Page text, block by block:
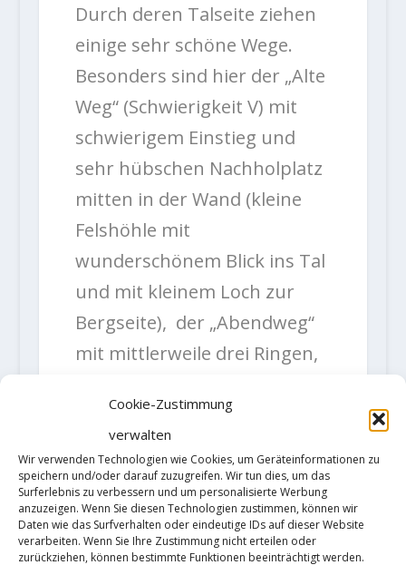
Cookie-Zustimmung
verwalten
Wir verwenden Technologien wie Cookies, um Geräteinformationen zu
speichern und/oder darauf zuzugreifen. Wir tun dies, um das
Surferlebnis zu verbessern und um personalisierte Werbung
anzuzeigen. Wenn Sie diesen Technologien zustimmen, können wir
Daten wie das Surfverhalten oder eindeutige IDs auf dieser Website
verarbeiten. Wenn Sie Ihre Zustimmung nicht erteilen oder
zurückziehen, können bestimmte Funktionen beeinträchtigt werden.
Durch deren Talseite ziehen
einige sehr schöne Wege.
Besonders sind hier der „Alte
Weg“ (Schwierigkeit V) mit
schwierigem Einstieg und
sehr hübschen Nachholplatz
mitten in der Wand (kleine
Felshöhle mit
wunderschönem Blick ins Tal
und mit kleinem Loch zur
Bergseite), der „Abendweg“
mit mittlerweile drei Ringen,
Talseite und als kurzer Weg
die „Direkte Südwand“, für
die man Schlingen legen
können muß. Für Verrückte
gibt’s da noch den „Neuen